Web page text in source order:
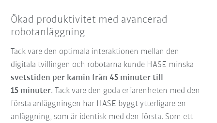
Ökad produktivitet med avancerad
robotanläggning
Tack vare den optimala interaktionen mellan den
digitala tvillingen och robotarna kunde HASE minska
svetstiden per kamin från 45 minuter till
15 minuter. Tack vare den goda erfarenheten med den
första anläggningen har HASE byggt ytterligare en
anläggning, som är identisk med den första. Som ett